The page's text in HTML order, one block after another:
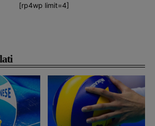
[rp4wp limit=4]